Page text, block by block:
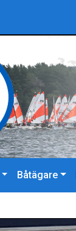
Båtägare